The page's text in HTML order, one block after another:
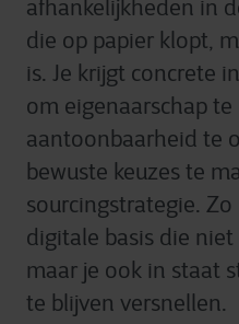
afhankelijkheden in
die op papier klopt,
is. Je krijgt concrete
om eigenaarschap te
aantoonbaarheid te
bewuste keuzes te
sourcingstrategie.
digitale basis die
maar je ook in staat
te blijven versnellen.